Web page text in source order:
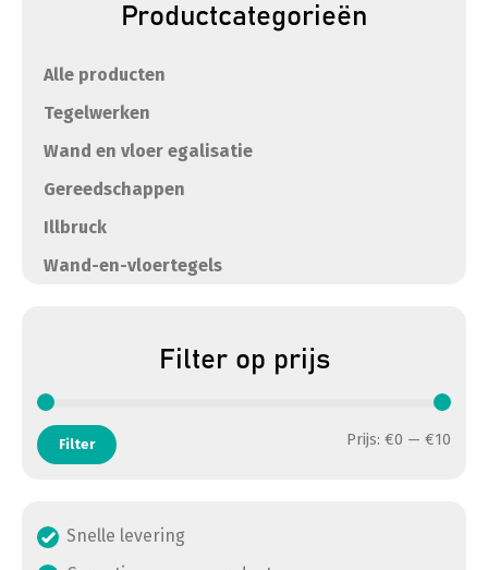
Productcategorieën
Alle producten
Tegelwerken
Wand en vloer egalisatie
Gereedschappen
Illbruck
Wand-en-vloertegels
Filter op prijs
Filter Prijs: €0 — €10
Snelle levering